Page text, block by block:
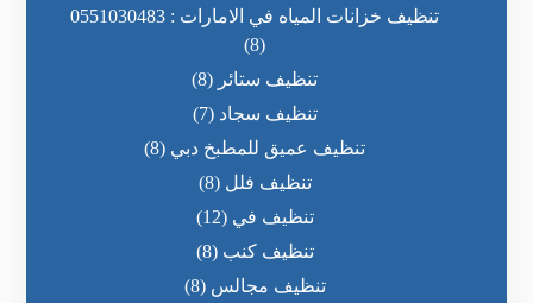
تنظيف خزانات المياه في الامارات : 0551030483
(8)
تنظيف ستائر (8)
تنظيف سجاد (7)
تنظيف عميق للمطبخ دبي (8)
تنظيف فلل (8)
تنظيف في (12)
تنظيف كنب (8)
تنظيف مجالس (8)